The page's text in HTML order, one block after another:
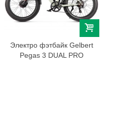
Электро фэтбайк Gelbert
Pegas 3 DUAL PRO